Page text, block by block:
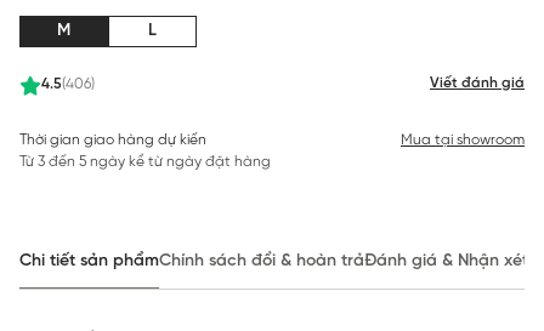
4.5(406) Viết đánh giá
M L
Thời gian giao hàng dự kiến
Từ 3 đến 5 ngày kể từ ngày đặt hàng
Mua tại showroom
Chi tiết sản phẩmChính sách đổi & hoàn trảĐánh giá & Nhận xét